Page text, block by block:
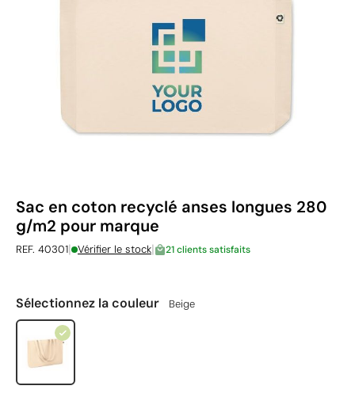
Sac en coton recyclé anses longues 280
g/m2 pour marque
REF. 40301| Vérifier le stock| 21 clients satisfaits
Sélectionnez la couleur Beige